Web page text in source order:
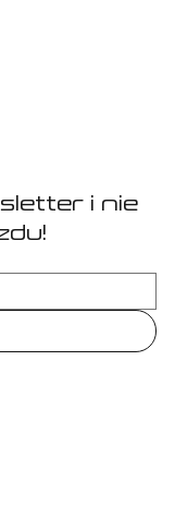
i nie